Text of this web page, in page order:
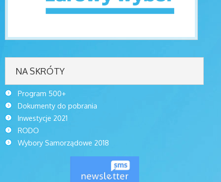
NA SKRÓTY
Program 500+
Dokumenty do pobrania
Inwestycje 2021
RODO
Wybory Samorządowe 2018